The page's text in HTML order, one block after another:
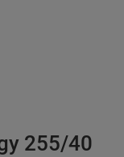
255/40